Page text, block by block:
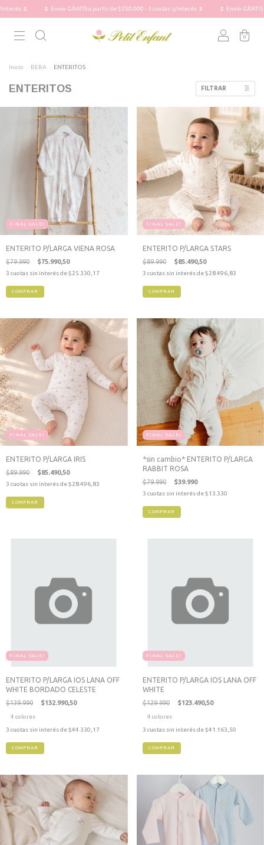
GRATIS a partir de $250.000 - 3 cuotas s/interés 🌷 🌷 Envío GRATIS a partir de
0
Inicio BEBA ENTERITOS
ENTERITOS FILTRAR
FINAL SALE!
ENTERITO P/LARGA VIENA ROSA
$79.990 $75.990,50
3 cuotas sin interés de$25.330,17
COMPRAR
FINAL SALE!
ENTERITO P/LARGA STARS
$89.990 $85.490,50
3 cuotas sin interés de$28.496,83
COMPRAR
FINAL SALE!
ENTERITO P/LARGA IRIS
$89.990 $85.490,50
3 cuotas sin interés de$28.496,83
COMPRAR
FINAL SALE!
*sin cambio* ENTERITO P/LARGA
RABBIT ROSA
$79.990 $39.990
3 cuotas sin interés de$13.330
COMPRAR
FINAL SALE!
ENTERITO P/LARGA IOS LANA OFF
WHITE BORDADO CELESTE
$139.990 $132.990,50
4 colores
3 cuotas sin interés de$44.330,17
COMPRAR
FINAL SALE!
ENTERITO P/LARGA IOS LANA OFF
WHITE
$129.990 $123.490,50
4 colores
3 cuotas sin interés de$41.163,50
COMPRAR